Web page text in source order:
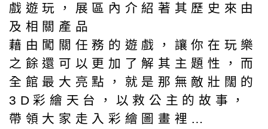
戲遊玩，展區內介紹著其歷史來由
及相關產品
藉由闖關任務的遊戲，讓你在玩樂
之餘還可以更加了解其主題性，而
全館最大亮點，就是那無敵壯闊的
3D彩繪天台，以救公主的故事，
帶領大家走入彩繪圖畫裡…